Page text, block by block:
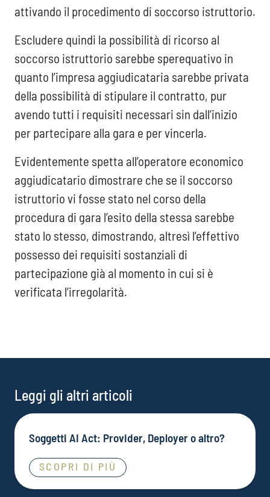
attivando il procedimento di soccorso istruttorio.
Escludere quindi la possibilità di ricorso al
soccorso istruttorio sarebbe sperequativo in
quanto l’impresa aggiudicataria sarebbe privata
della possibilità di stipulare il contratto, pur
avendo tutti i requisiti necessari sin dall’inizio
per partecipare alla gara e per vincerla.
Evidentemente spetta all’operatore economico
aggiudicatario dimostrare che se il soccorso
istruttorio vi fosse stato nel corso della
procedura di gara l’esito della stessa sarebbe
stato lo stesso, dimostrando, altresì l’effettivo
possesso dei requisiti sostanziali di
partecipazione già al momento in cui si è
verificata l’irregolarità.
Leggi gli altri articoli
Soggetti AI Act: Provider, Deployer o altro?
SCOPRI DI PIÙ